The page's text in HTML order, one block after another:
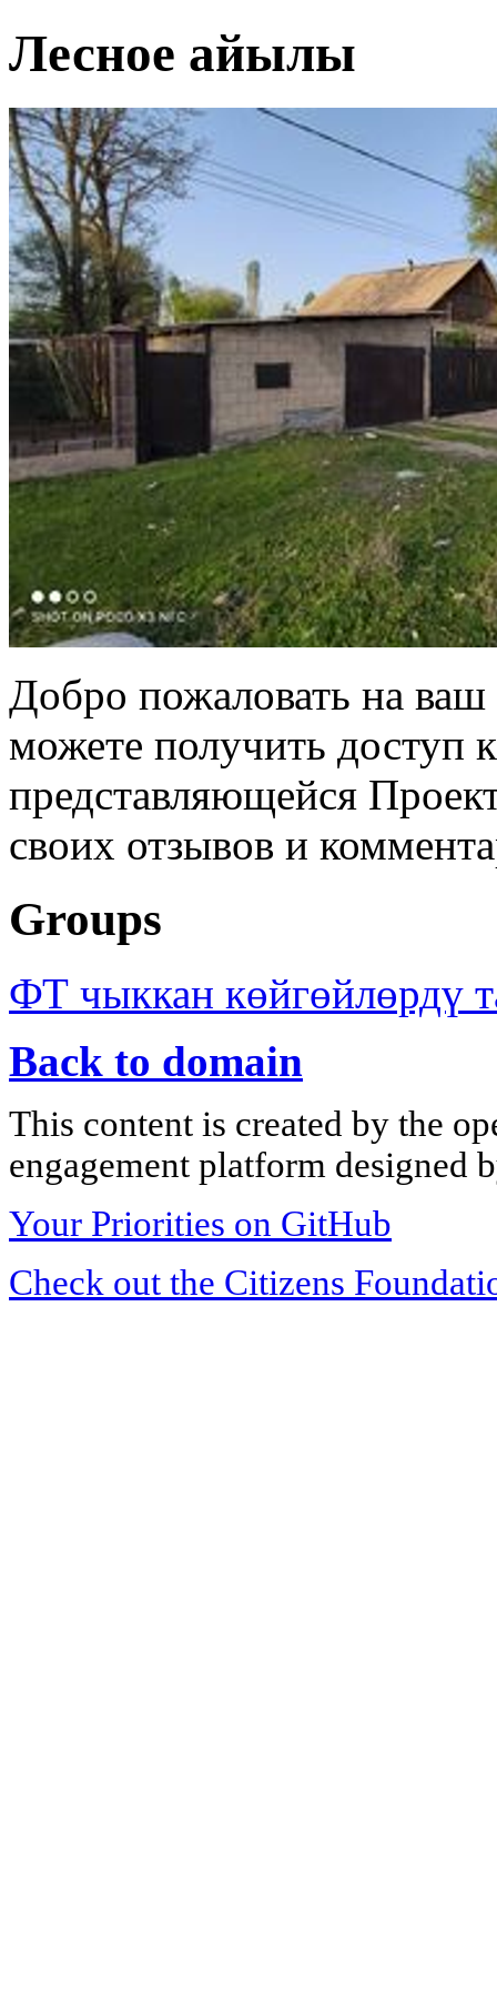
Лесное айылы
Добро пожаловать на
можете получить доступ
представляющейся
своих отзывов и
Groups
ФТ чыккан көйгөйлөрдү
Back to domain
This content is created by the
engagement platform designed
Your Priorities on GitHub
Check out the Citizens